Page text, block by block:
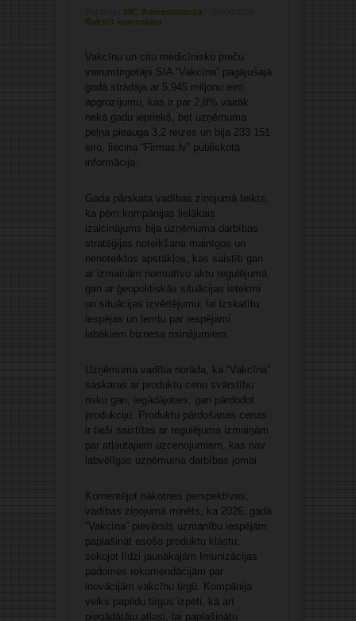
MIC Administrācija
Rakstīt komentāru
Vakcīnu un citu medicīnisko preču
vairumtirgotājs SIA “Vakcīna” pagājušajā
gadā strādāja ar 5,945 miljonu eiro
apgrozījumu, kas ir par 2,8% vairāk
nekā gadu iepriekš, bet uzņēmuma
peļņa pieauga 3,2 reizes un bija 233 151
eiro, liecina “Firmas.lv” publiskotā
informācija.
Gada pārskata vadības ziņojumā teikts,
ka pērn kompānijas lielākais
izaicinājums bija uzņēmuma darbības
stratēģijas noteikšana mainīgos un
nenoteiktos apstākļos, kas saistīti gan
ar izmaiņām normatīvo aktu regulējumā,
gan ar ģeopolitiskās situācijas ietekmi
un situācijas izvērtējumu, lai izskatītu
iespējas un lemtu par iespējami
labākiem biznesa risinājumiem.
Uzņēmuma vadība norāda, ka “Vakcīna”
saskaras ar produktu cenu svārstību
risku gan, iegādājoties, gan pārdodot
produkciju. Produktu pārdošanas cenas
ir tieši saistītas ar regulējuma izmaiņām
par atļautajiem uzcenojumiem, kas nav
labvēlīgas uzņēmuma darbības jomai.
Komentējot nākotnes perspektīvas,
vadības ziņojumā minēts, ka 2026. gadā
“Vakcīna” pievērsīs uzmanību iespējām
paplašināt esošo produktu klāstu,
sekojot līdzi jaunākajām Imunizācijas
padomes rekomendācijām par
inovācijām vakcīnu tirgū. Kompānija
veiks papildu tirgus izpēti, kā arī
piegādātāju atlasi, lai paplašinātu